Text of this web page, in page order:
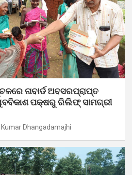
ନାବାର୍ଡ ଅବସରପ୍ରାପ୍ତ
ପକ୍ଷରୁ ରିଲିଫ୍ ସାମଗ୍ରୀ
Dhangadamajhi